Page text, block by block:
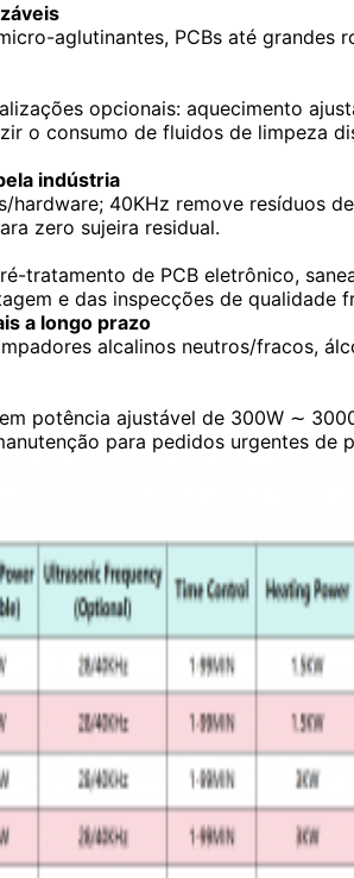
aglutinantes, PCBs até
opcionais: aquecimento
o consumo de fluidos de limpeza
indústria
40KHz remove resíduos
zero sujeira residual.
tratamento de PCB eletrônico,
e das inspecções de qualidade
a longo prazo
alcalinos neutros/fracos,
potência ajustável de 300W ∼
para pedidos urgentes de